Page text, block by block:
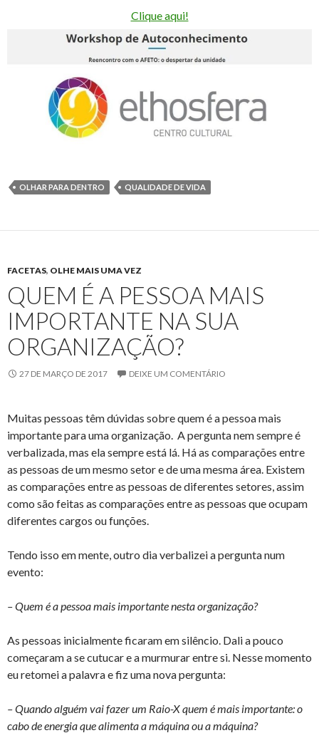
Clique aqui!
OLHAR PARA DENTRO QUALIDADE DE VIDA
FACETAS, OLHE MAIS UMA VEZ
QUEM É A PESSOA MAIS
IMPORTANTE NA SUA
ORGANIZAÇÃO?
27 DE MARÇO DE 2017 DEIXE UM COMENTÁRIO
Muitas pessoas têm dúvidas sobre quem é a pessoa mais
importante para uma organização. A pergunta nem sempre é
verbalizada, mas ela sempre está lá. Há as comparações entre
as pessoas de um mesmo setor e de uma mesma área. Existem
as comparações entre as pessoas de diferentes setores, assim
como são feitas as comparações entre as pessoas que ocupam
diferentes cargos ou funções.
Tendo isso em mente, outro dia verbalizei a pergunta num
evento:
– Quem é a pessoa mais importante nesta organização?
As pessoas inicialmente ficaram em silêncio. Dali a pouco
começaram a se cutucar e a murmurar entre si. Nesse momento
eu retomei a palavra e fiz uma nova pergunta:
– Quando alguém vai fazer um Raio-X quem é mais importante: o
cabo de energia que alimenta a máquina ou a máquina?